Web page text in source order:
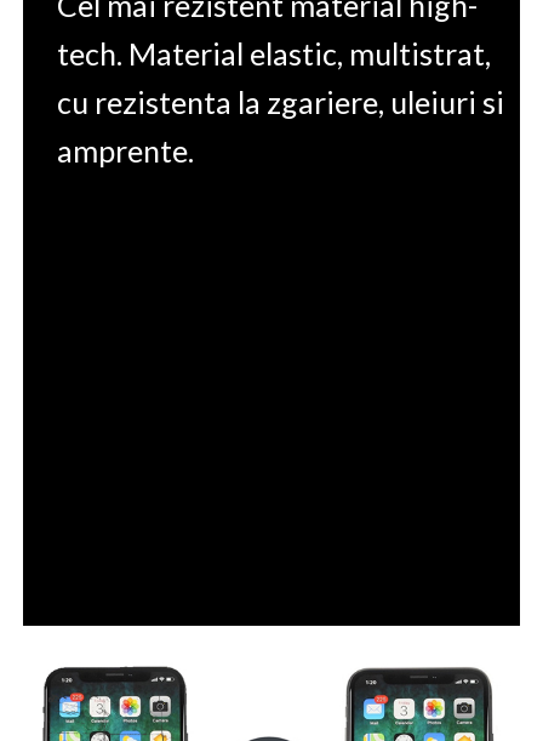
tech. Material elastic, multistrat,
cu rezistenta la zgariere, uleiuri si
amprente.